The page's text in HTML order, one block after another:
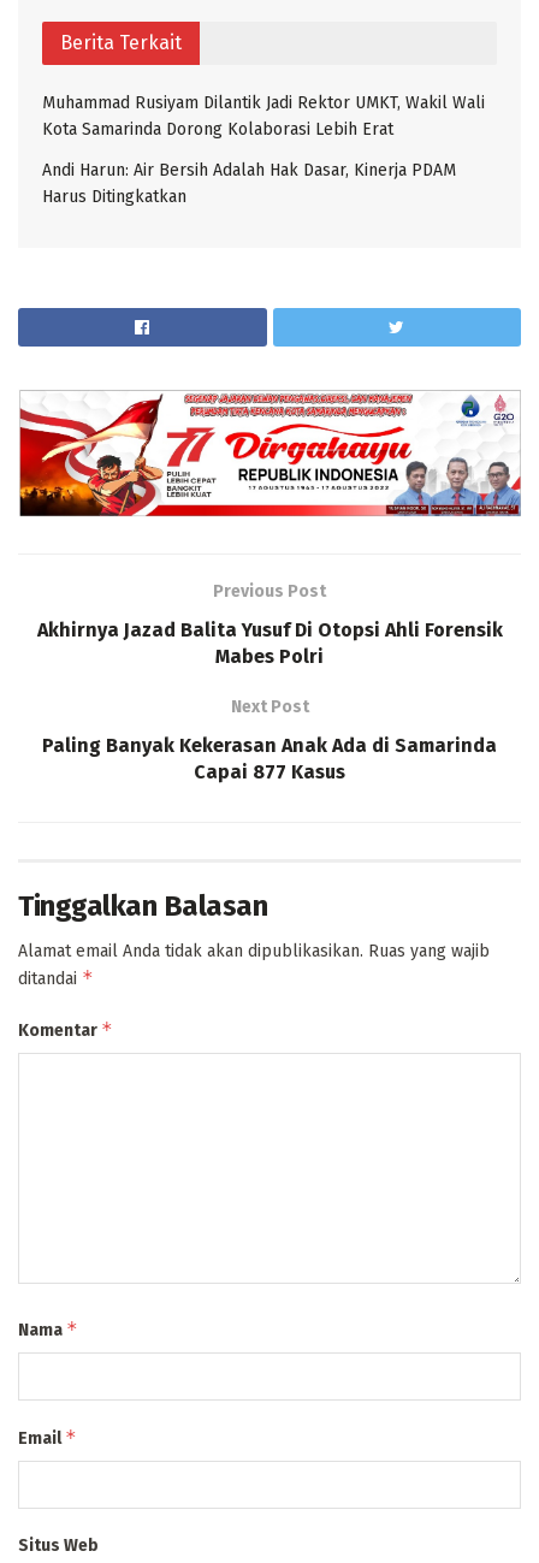
Berita Terkait
Muhammad Rusiyam Dilantik Jadi Rektor UMKT, Wakil Wali
Kota Samarinda Dorong Kolaborasi Lebih Erat
Andi Harun: Air Bersih Adalah Hak Dasar, Kinerja PDAM
Harus Ditingkatkan
Previous Post
Akhirnya Jazad Balita Yusuf Di Otopsi Ahli Forensik
Mabes Polri
Next Post
Paling Banyak Kekerasan Anak Ada di Samarinda
Capai 877 Kasus
Tinggalkan Balasan
Alamat email Anda tidak akan dipublikasikan. Ruas yang wajib
ditandai *
Komentar *
Nama *
Email*
Situs Web